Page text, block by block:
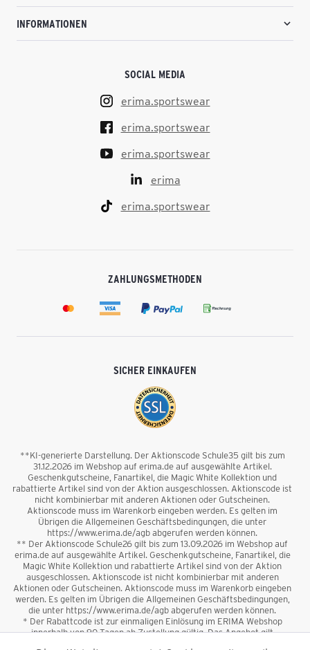
INFORMATIONEN
SOCIAL MEDIA
erima.sportswear
erima.sportswear
erima.sportswear
erima
erima.sportswear
ZAHLUNGSMETHODEN
SICHER EINKAUFEN
**KI-generierte Darstellung. Der Aktionscode Schule35 gilt bis zum
31.12.2026 im Webshop auf erima.de auf ausgewählte Artikel.
Geschenkgutscheine, Fanartikel, die Magic White Kollektion und
rabattierte Artikel sind von der Aktion ausgeschlossen. Aktionscode ist
nicht kombinierbar mit anderen Aktionen oder Gutscheinen.
Aktionscode muss im Warenkorb eingeben werden. Es gelten im
Übrigen die Allgemeinen Geschäftsbedingungen, die unter
https://www.erima.de/agb abgerufen werden können.
** Der Aktionscode Schule26 gilt bis zum 13.09.2026 im Webshop auf
erima.de auf ausgewählte Artikel. Geschenkgutscheine, Fanartikel, die
Magic White Kollektion und rabattierte Artikel sind von der Aktion
ausgeschlossen. Aktionscode ist nicht kombinierbar mit anderen
Aktionen oder Gutscheinen. Aktionscode muss im Warenkorb eingeben
werden. Es gelten im Übrigen die Allgemeinen Geschäftsbedingungen,
die unter https://www.erima.de/agb abgerufen werden können.
* Der Rabattcode ist zur einmaligen Einlösung im ERIMA Webshop
innerhalb von 90 Tagen ab Zustellung gültig. Das Angebot gilt